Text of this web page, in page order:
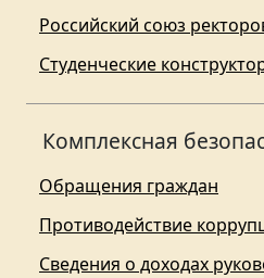
Российский союз
Студенческие
Комплексная
Обращения граждан
Противодействие
Сведения о доходах